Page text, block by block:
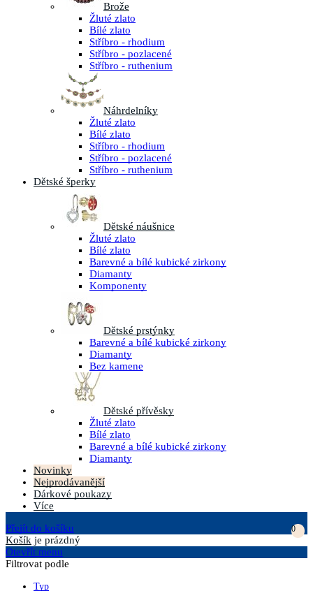
Brože
Žluté zlato
Bílé zlato
Stříbro - rhodium
Stříbro - pozlacené
Stříbro - ruthenium
Náhrdelníky
Žluté zlato
Bílé zlato
Stříbro - rhodium
Stříbro - pozlacené
Stříbro - ruthenium
Dětské šperky
Dětské náušnice
Žluté zlato
Bílé zlato
Barevné a bílé kubické zirkony
Diamanty
Komponenty
Dětské prstýnky
Barevné a bílé kubické zirkony
Diamanty
Bez kamene
Dětské přívěsky
Žluté zlato
Bílé zlato
Barevné a bílé kubické zirkony
Diamanty
Novinky
Nejprodávanější
Dárkové poukazy
Více
Přejít do košíku
0
Košík je prázdný
Otevřít menu
Filtrovat podle
Typ